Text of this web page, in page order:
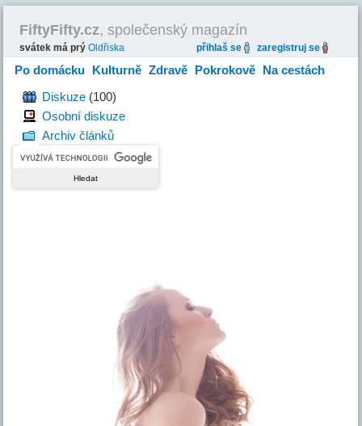
FiftyFifty.cz, společenský magazín
svátek má prýOldřiska přihlaš se zaregistruj se
Po domácku Kulturně Zdravě Pokrokově Na cestách
HravěDiskuze (100)
Osobní diskuze
Archiv článků